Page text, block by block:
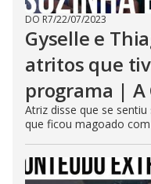
DO R7/22/07/2023
Gyselle e
atritos que
programa | A
Atriz disse que se
que ficou magoado